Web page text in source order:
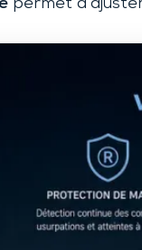
permet